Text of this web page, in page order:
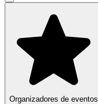
Organizadores de eventos